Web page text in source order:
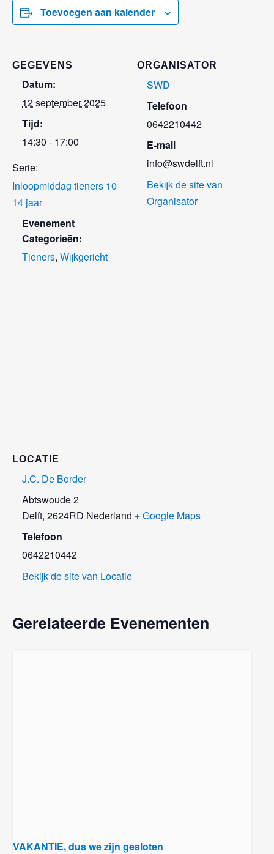
Toevoegen aan kalender
GEGEVENS
Datum:
12 september 2025
Tijd:
14:30 - 17:00
Serie:
Inloopmiddag tieners 10-
14 jaar
Evenement
Categorieën:
Tieners, Wijkgericht
ORGANISATOR
SWD
Telefoon
0642210442
E-mail
info@swdelft.nl
Bekijk de site van
Organisator
LOCATIE
J.C. De Border
Abtswoude 2
Delft, 2624RD Nederland + Google Maps
Telefoon
0642210442
Bekijk de site van Locatie
Gerelateerde Evenementen
VAKANTIE, dus we zijn gesloten